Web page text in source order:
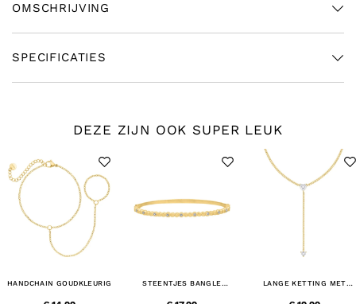
OMSCHRIJVING
SPECIFICATIES
DEZE ZIJN OOK SUPER LEUK
HANDCHAIN GOUDKLEURIG
STEENTJES BANGLE
LANGE KETTING MET